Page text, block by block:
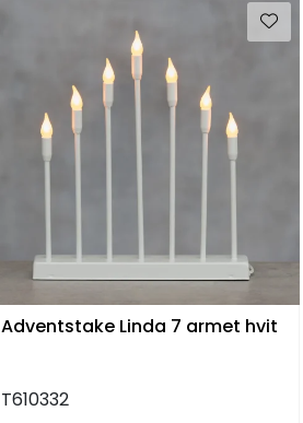
Adventstake Linda 7 armet hvit
T610332